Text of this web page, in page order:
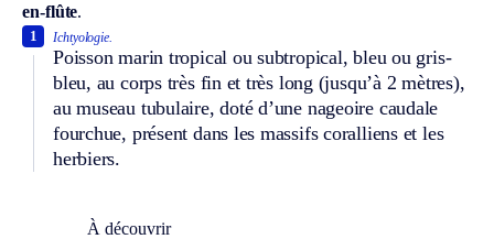
en-flûte.
Ichtyologie.
Poisson marin tropical ou subtropical, bleu ou gris-
bleu, au corps très fin et très long (jusqu’à 2 mètres),
au museau tubulaire, doté d’une nageoire caudale
fourchue, présent dans les massifs coralliens et les
herbiers.
1
À découvrir